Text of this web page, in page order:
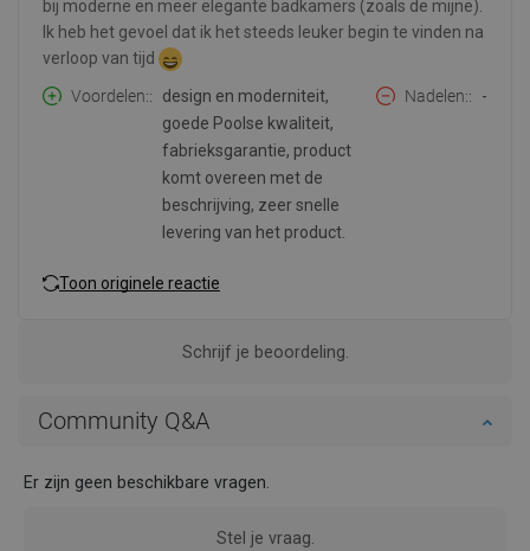
bij moderne en meer elegante badkamers (zoals de mijne).
Ik heb het gevoel dat ik het steeds leuker begin te vinden na
verloop van tijd
Voordelen:
design en moderniteit,
goede Poolse kwaliteit,
fabrieksgarantie, product
komt overeen met de
beschrijving, zeer snelle
levering van het product.
Nadelen: -
Toon originele reactie
Schrijf je beoordeling.
Community Q&A
Er zijn geen beschikbare vragen.
Stel je vraag.